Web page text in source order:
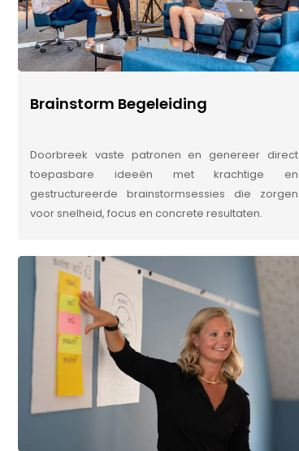
Brainstorm Begeleiding
Doorbreek vaste patronen en genereer direct
toepasbare ideeën met krachtige en
gestructureerde brainstormsessies die zorgen
voor snelheid, focus en concrete resultaten.